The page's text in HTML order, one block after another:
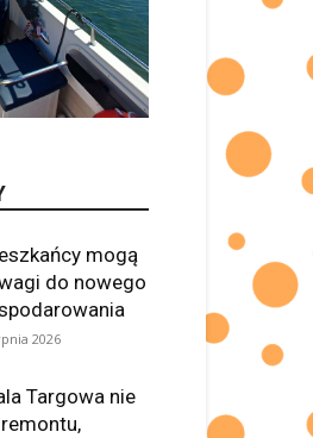
mogą
do nowego
2026
Targowa nie